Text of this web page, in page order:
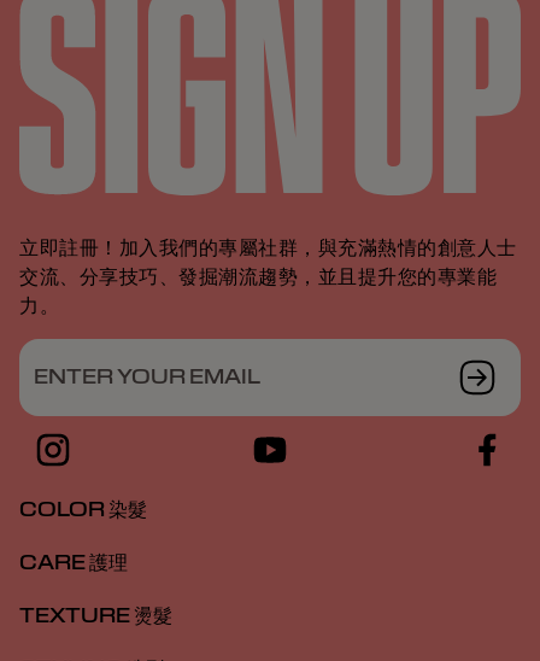
立即註冊！加入我們的專屬社群，與充滿熱情的創意人士
交流、分享技巧、發掘潮流趨勢，並且提升您的專業能
力。
ENTER YOUR EMAIL
COLOR 染髮
CARE 護理
TEXTURE 燙髮